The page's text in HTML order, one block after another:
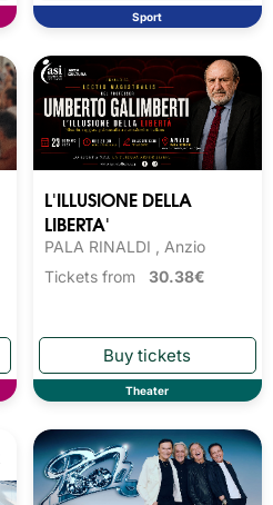
Sport
L'ILLUSIONE DELLA
LIBERTA'
PALA RINALDI , Anzio
Tickets from 30.38€
Theater